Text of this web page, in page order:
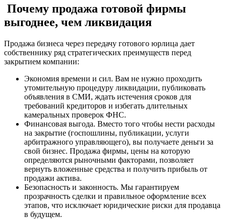
Почему продажа готовой фирмы
выгоднее, чем ликвидация
Продажа бизнеса через передачу готового юрлица дает
собственнику ряд стратегических преимуществ перед
закрытием компании:
Экономия времени и сил. Вам не нужно проходить
утомительную процедуру ликвидации, публиковать
объявления в СМИ, ждать истечения сроков для
требований кредиторов и избегать длительных
камеральных проверок ФНС.
Финансовая выгода. Вместо того чтобы нести расходы
на закрытие (госпошлины, публикации, услуги
арбитражного управляющего), вы получаете деньги за
свой бизнес. Продажа фирмы, цены на которую
определяются рыночными факторами, позволяет
вернуть вложенные средства и получить прибыль от
продажи актива.
Безопасность и законность. Мы гарантируем
прозрачность сделки и правильное оформление всех
этапов, что исключает юридические риски для продавца
в будущем.